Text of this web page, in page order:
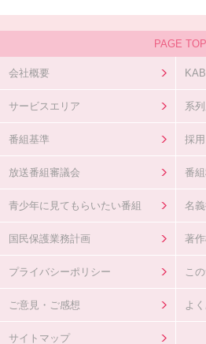
PAGE TOP
会社概要
サービスエリア 系
番組基準 採
放送番組審議会 番
青少年に見てもらいたい番組 名
国民保護業務計画 著
プライバシーポリシー こ
ご意見・ご感想 よ
サイトマップ